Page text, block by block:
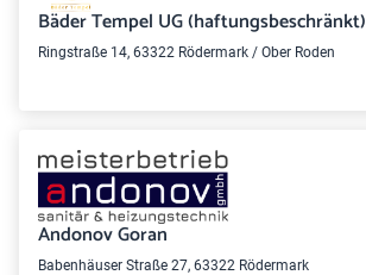
Bäder Tempel UG (haftungsbeschränkt)
Ringstraße 14, 63322 Rödermark / Ober Roden
Andonov Goran
Babenhäuser Straße 27, 63322 Rödermark